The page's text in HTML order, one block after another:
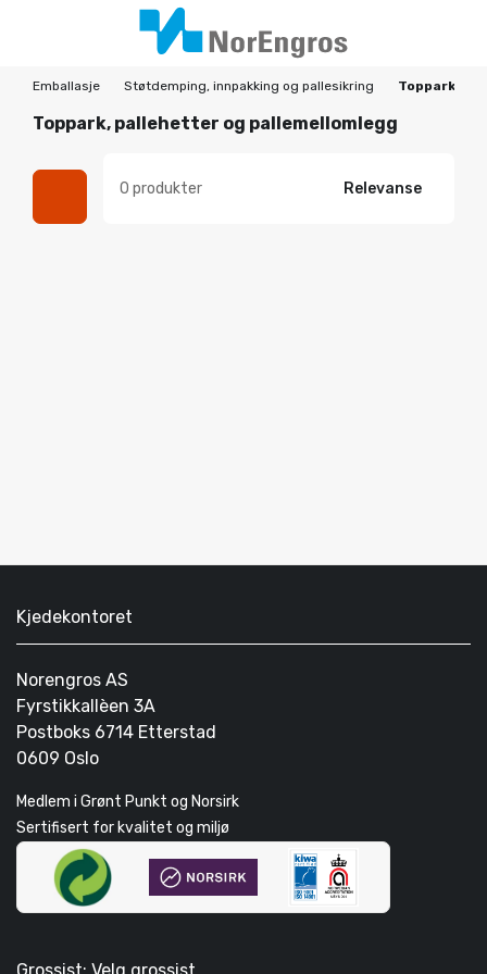
Emballasje Støtdemping, innpakking og pallesikring Toppark,
Toppark, pallehetter og pallemellomlegg
0 produkter Relevanse
Kjedekontoret
Norengros AS
Fyrstikkallèen 3A
Postboks 6714 Etterstad
0609 Oslo
Medlem i Grønt Punkt og Norsirk
Sertifisert for kvalitet og miljø